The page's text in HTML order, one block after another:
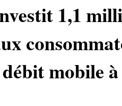
1,1
mobile